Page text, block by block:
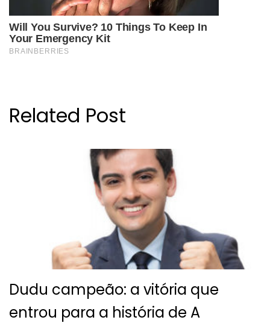
Related Post
Dudu campeão: a vitória que
entrou para a história de A